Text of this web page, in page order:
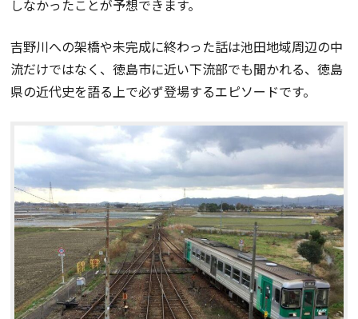
しなかったことが予想できます。
吉野川への架橋や未完成に終わった話は池田地域周辺の中
流だけではなく、徳島市に近い下流部でも聞かれる、徳島
県の近代史を語る上で必ず登場するエピソードです。